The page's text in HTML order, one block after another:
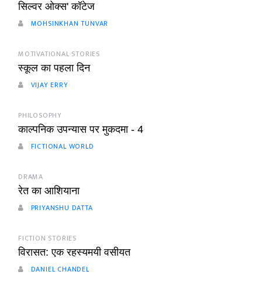
सिल्वर ओक्स' कॉटेज
MOHSINKHAN TUNVAR
MOTIVATIONAL STORIES
स्कूल का पहला दिन
VIJAY ERRY
PHILOSOPHY
काल्पनिक उपन्यास पर मुकदमा - 4
FICTIONAL WORLD
DRAMA
रेत का आशियाना
PRIYANSHU DATTA
FICTION STORIES
विरासत: एक रहस्यमयी वसीयत
DANIEL CHANDEL